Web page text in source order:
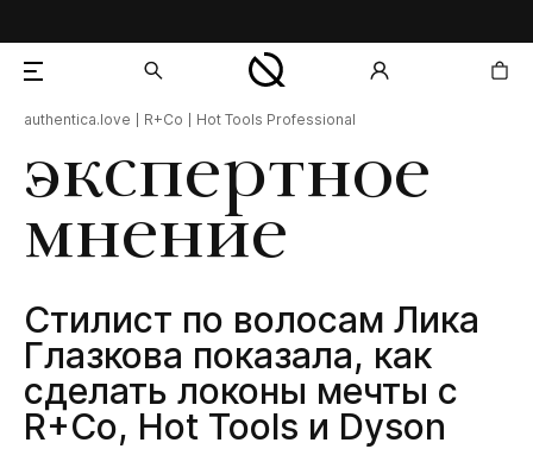
экспертное
мнение
Стилист по волосам Лика
Глазкова показала, как
сделать локоны мечты c
R+Co, Hot Tools и Dyson
authentica.love R+Co Hot Tools Professional